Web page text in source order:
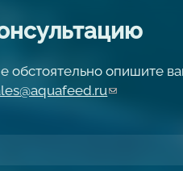
обстоятельно опишите
(link sends